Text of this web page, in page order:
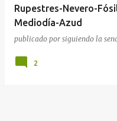
Rupestres-Nevero-
Mediodía-Azud
publicado por siguiendo la
2